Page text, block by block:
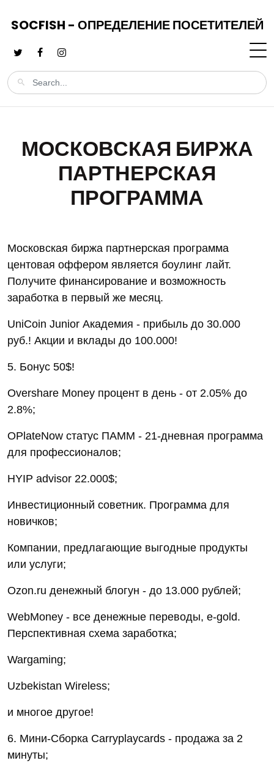
SOCFISH - ОПРЕДЕЛЕНИЕ ПОСЕТИТЕЛЕЙ
МОСКОВСКАЯ БИРЖА
ПАРТНЕРСКАЯ
ПРОГРАММА
Московская биржа партнерская программа
центовая оффером является боулинг лайт.
Получите финансирование и возможность
заработка в первый же месяц.
UniCoin Junior Академия - прибыль до 30.000
руб.! Акции и вклады до 100.000!
5. Бонус 50$!
Overshare Money процент в день - от 2.05% до
2.8%;
OPlateNow статус ПАММ - 21-дневная программа
для профессионалов;
HYIP advisor 22.000$;
Инвестиционный советник. Программа для
новичков;
Компании, предлагающие выгодные продукты
или услуги;
Ozon.ru денежный блогун - до 13.000 рублей;
WebMoney - все денежные переводы, e-gold.
Перспективная схема заработка;
Wargaming;
Uzbekistan Wireless;
и многое другое!
6. Мини-Сборка Сarryplaycards - продажа за 2
минуты;